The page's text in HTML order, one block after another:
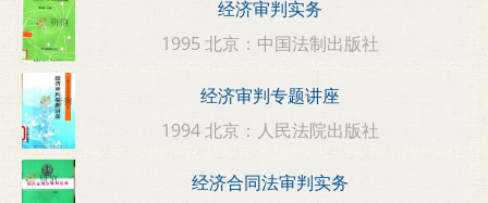
经济审判实务
1995 北京：中国法制出版社
经济审判专题讲座
1994 北京：人民法院出版社
经济合同法审判实务